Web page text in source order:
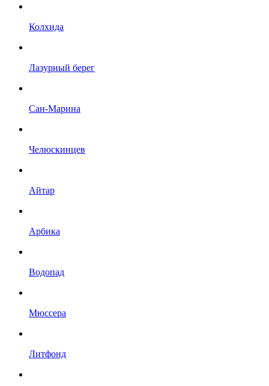
Колхида
Лазурный берег
Сан-Марина
Челюскинцев
Айтар
Арбика
Водопад
Мюссера
Литфонд